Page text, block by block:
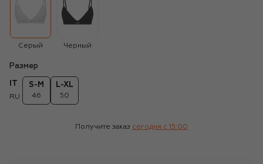
Серый Черный
Размер
RU
S-M
46
L-XL
50
Получите заказ сегодня c 15:00